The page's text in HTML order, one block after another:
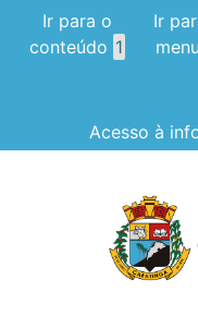
Ir para o
conteúdo 1
Ir
menu
Acesso à